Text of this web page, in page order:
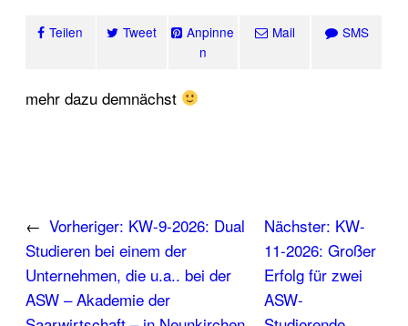
Teilen Tweet
Anpinne
n
Mail SMS
mehr dazu demnächst
← Vorheriger: KW-9-2026: Dual
Studieren bei einem der
Unternehmen, die u.a.. bei der
ASW – Akademie der
Nächster: KW-
11-2026: Großer
Erfolg für zwei
ASW-